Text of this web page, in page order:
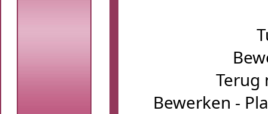
Terug
Bewerken -